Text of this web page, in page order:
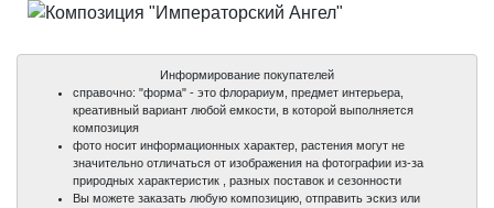
Информирование покупателей
справочно: "форма" - это флорариум, предмет интерьера,
креативный вариант любой емкости, в которой выполняется
композиция
фото носит информационных характер, растения могут не
значительно отличаться от изображения на фотографии из-за
природных характеристик , разных поставок и сезонности
Вы можете заказать любую композицию, отправить эскиз или